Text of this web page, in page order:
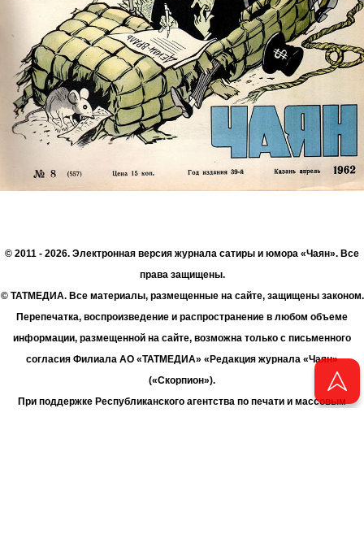
© 2011 - 2026. Электронная версия журнала сатиры и юмора «Чаян». Все
права защищены.
© ТАТМЕДИА. Все материалы, размещенные на сайте, защищены законом.
Перепечатка, воспроизведение и распространение в любом объеме
информации, размещенной на сайте, возможна только с письменного
согласия Филиала АО «ТАТМЕДИА» «Редакция журнала «Чаян»
(«Скорпион»).
При поддержке Республиканского агентства по печати и массовым